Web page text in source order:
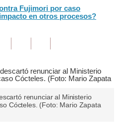
Fujimori por caso
en otros procesos?
renunciar al Ministerio
Cócteles. (Foto: Mario Zapata